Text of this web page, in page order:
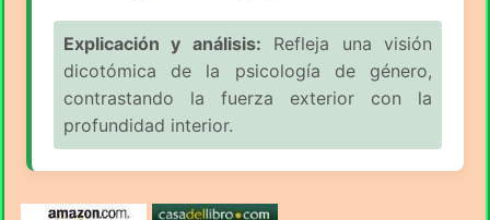
Explicación y análisis: Refleja una visión
dicotómica de la psicología de género,
contrastando la fuerza exterior con la
profundidad interior.